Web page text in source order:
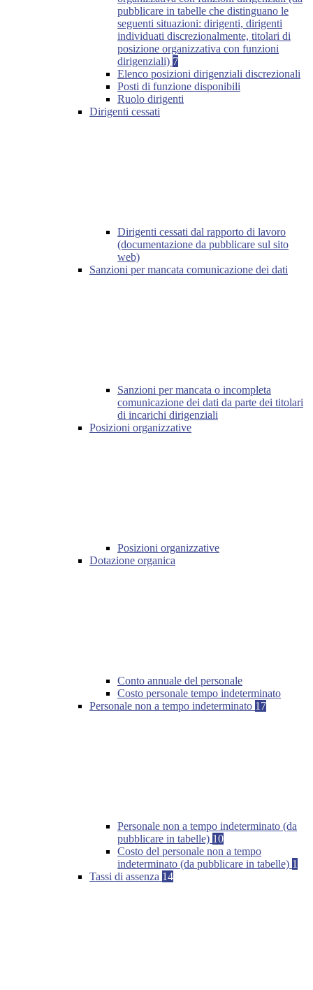
pubblicare in tabelle che distinguano le
seguenti situazioni: dirigenti, dirigenti
individuati discrezionalmente, titolari di
posizione organizzativa con funzioni
dirigenziali) 7
Elenco posizioni dirigenziali discrezionali
Posti di funzione disponibili
Ruolo dirigenti
Dirigenti cessati
Dirigenti cessati dal rapporto di lavoro
(documentazione da pubblicare sul sito
web)
Sanzioni per mancata comunicazione dei dati
Sanzioni per mancata o incompleta
comunicazione dei dati da parte dei titolari
di incarichi dirigenziali
Posizioni organizzative
Posizioni organizzative
Dotazione organica
Conto annuale del personale
Costo personale tempo indeterminato
Personale non a tempo indeterminato 17
Personale non a tempo indeterminato (da
pubblicare in tabelle) 10
Costo del personale non a tempo
indeterminato (da pubblicare in tabelle) 1
Tassi di assenza 14